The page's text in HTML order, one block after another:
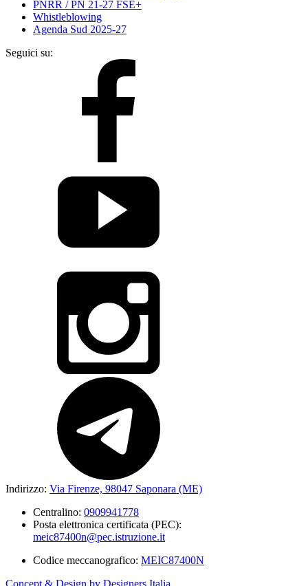
PNRR / PN 21-27 FSE+
Whistleblowing
Agenda Sud 2025-27
Seguici su:
Indirizzo: Via Firenze, 98047 Saponara (ME)
Centralino: 0909941778
Posta elettronica certificata (PEC):
meic87400n@pec.istruzione.it
Codice meccanografico: MEIC87400N
Concept & Design by Designers Italia